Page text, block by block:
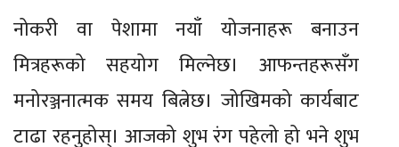
नोकरी वा पेशामा नयाँ योजनाहरू बनाउन
मित्रहरूको सहयोग मिल्नेछ। आफन्तहरूसँग
मनोरञ्जनात्मक समय बित्नेछ। जोखिमको कार्यबाट
टाढा रहनुहोस्। आजको शुभ रंग पहेलो हो भने शुभ